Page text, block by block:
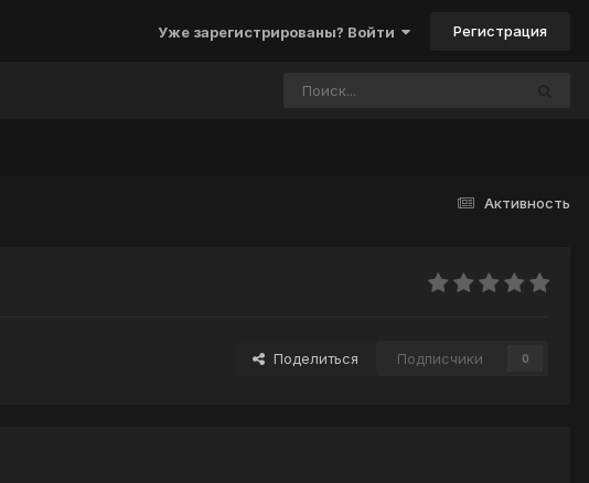
Уже зарегистрированы? Войти Регистрация
Активность
Поделиться Подписчики 0